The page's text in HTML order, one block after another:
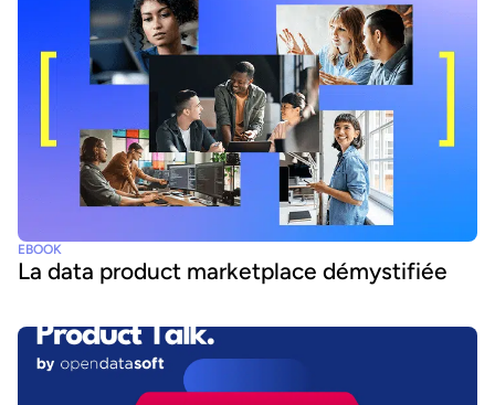
EBOOK
La data product marketplace démystifiée